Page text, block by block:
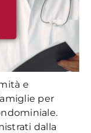
e
per
dalla